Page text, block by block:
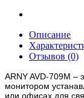
Описание
Отзывов (0)
ARNY AVD-709M –
монитором
или офисах для